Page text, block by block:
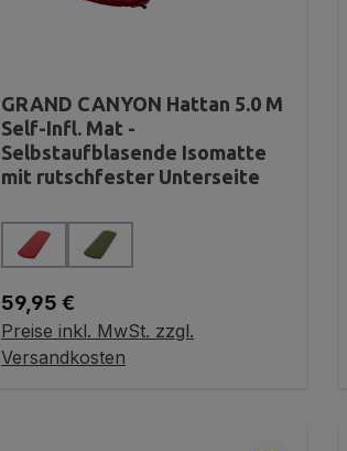
GRAND CANYON Hattan 5.0 M
Self-Infl. Mat -
Selbstaufblasende Isomatte
mit rutschfester Unterseite
Farbe auswählen
Regulärer Preis:
59,95 €
Preise inkl. MwSt. zzgl.
Versandkosten
Variante wählen